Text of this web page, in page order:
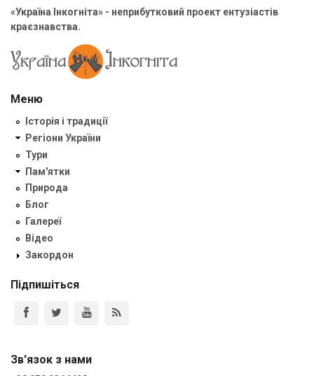
«Україна Інкогніта» - неприбутковий проект ентузіастів
краєзнавства.
Меню
Історія і традиції
Регіони України
Тури
Пам'ятки
Природа
Блог
Галереї
Відео
Закордон
Підпишіться
Зв'язок з нами